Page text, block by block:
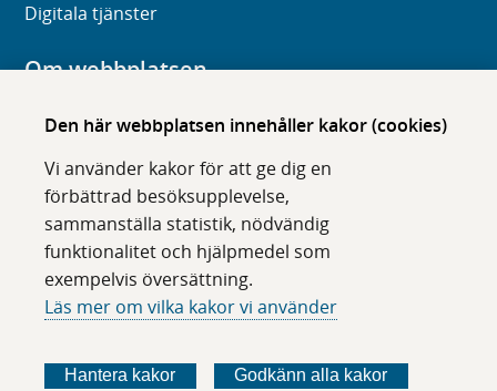
Den här webbplatsen innehåller kakor (cookies)
Vi använder kakor för att ge dig en
förbättrad besöksupplevelse,
sammanställa statistik, nödvändig
funktionalitet och hjälpmedel som
exempelvis översättning.
Läs mer om vilka kakor vi använder
Hantera kakor Godkänn alla kakor
Digitala tjänster
Om webbplatsen
Om karolinska.se
Tillgänglighet
Om cookies
Följ oss i sociala medier
ö
l
ö
l
ö
l